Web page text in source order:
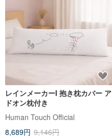
レインメーカーI 抱き枕カバー ア
ドオン枕付き
Human Touch Official
8,689円 9,146円